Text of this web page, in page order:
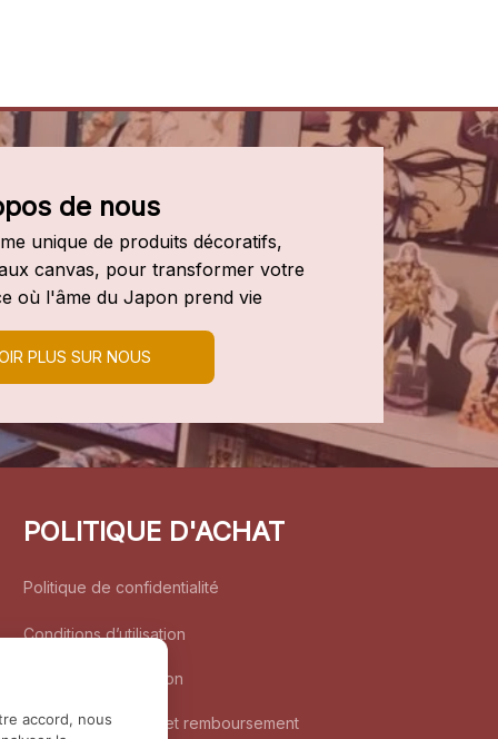
de nous
unique de produits décoratifs,
canvas, pour transformer votre
où l'âme du Japon prend vie
PLUS SUR NOUS
POLITIQUE D'ACHAT
Politique de confidentialité
Conditions d’utilisation
Politique d’expédition
Politique de retour et remboursement
accord, nous